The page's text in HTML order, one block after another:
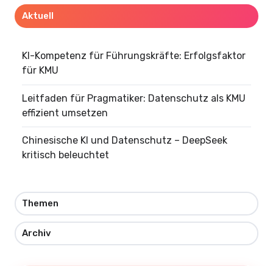
Aktuell
KI-Kompetenz für Führungskräfte: Erfolgsfaktor
für KMU
Leitfaden für Pragmatiker: Datenschutz als KMU
effizient umsetzen
Chinesische KI und Datenschutz – DeepSeek
kritisch beleuchtet
Themen
Archiv